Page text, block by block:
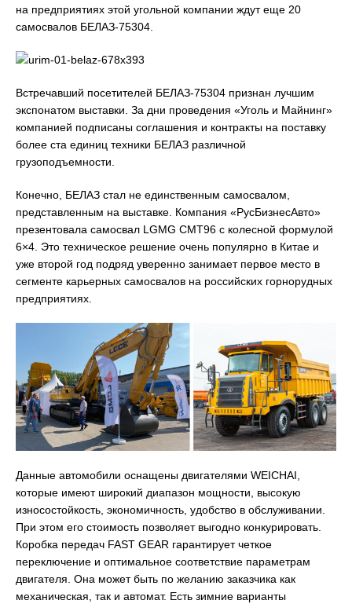
на предприятиях этой угольной компании ждут еще 20
самосвалов БЕЛАЗ-75304.
Встречавший посетителей БЕЛАЗ-75304 признан лучшим
экспонатом выставки. За дни проведения «Уголь и Майнинг»
компанией подписаны соглашения и контракты на поставку
более ста единиц техники БЕЛАЗ различной
грузоподъемности.
Конечно, БЕЛАЗ стал не единственным самосвалом,
представленным на выставке. Компания «РусБизнесАвто»
презентовала самосвал LGMG CMT96 c колесной формулой
6×4. Это техническое решение очень популярно в Китае и
уже второй год подряд уверенно занимает первое место в
сегменте карьерных самосвалов на российских горнорудных
предприятиях.
Данные автомобили оснащены двигателями WEICHAI,
которые имеют широкий диапазон мощности, высокую
износостойкость, экономичность, удобство в обслуживании.
При этом его стоимость позволяет выгодно конкурировать.
Коробка передач FAST GEAR гарантирует четкое
переключение и оптимальное соответствие параметрам
двигателя. Она может быть по желанию заказчика как
механическая, так и автомат. Есть зимние варианты